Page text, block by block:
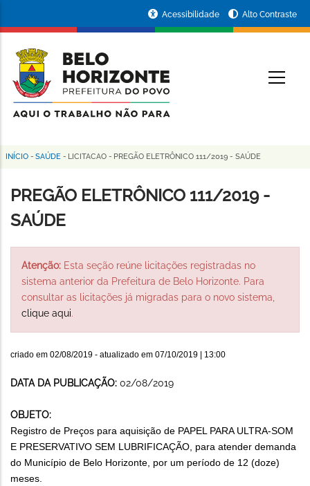
conteúdo
principal
da
Prefeitura
de
Horizonte
Acessibilidade Alto Contraste
Trilha
de
navegação
INÍCIO - SAÚDE - LICITACAO - PREGÃO ELETRÔNICO 111/2019 - SAÚDE
PREGÃO ELETRÔNICO 111/2019 -
SAÚDE
Atenção: Esta seção reúne licitações registradas no
sistema anterior da Prefeitura de Belo Horizonte. Para
consultar as licitações já migradas para o novo sistema,
clique aqui.
criado em 02/08/2019 - atualizado em 07/10/2019 | 13:00
DATA DA PUBLICAÇÃO: 02/08/2019
OBJETO:
Registro de Preços para aquisição de PAPEL PARA ULTRA-SOM
E PRESERVATIVO SEM LUBRIFICAÇÃO, para atender demanda
do Município de Belo Horizonte, por um período de 12 (doze)
meses.